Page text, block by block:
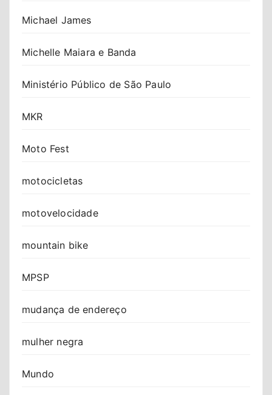
Michael James
Michelle Maiara e Banda
Ministério Público de São Paulo
MKR
Moto Fest
motocicletas
motovelocidade
mountain bike
MPSP
mudança de endereço
mulher negra
Mundo